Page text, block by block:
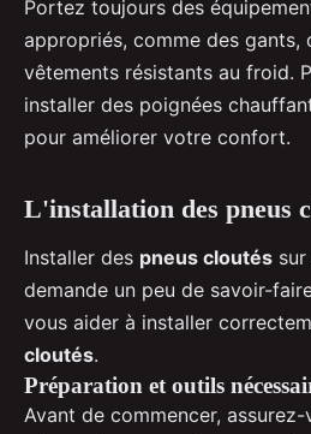
Portez toujours des
appropriés, comme des gants,
vêtements résistants au froid.
installer des poignées
pour améliorer votre confort.
L'installation des pneus
Installer des pneus cloutés
demande un peu de savoir-
vous aider à installer
cloutés.
Préparation et outils
Avant de commencer,